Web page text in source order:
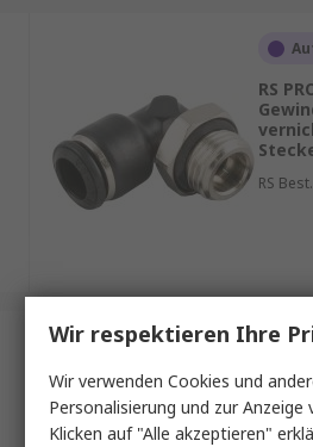
RS
RS
RS
Wir respektieren Ihre
Wir verwenden Cookies und
Personalisierung und zur
Klicken auf "Alle akzeptieren"